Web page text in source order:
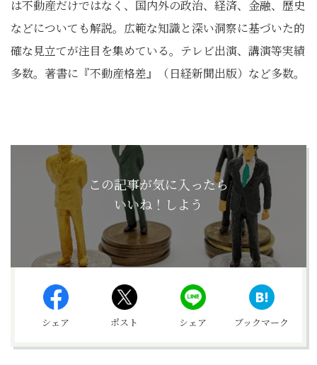
は不動産だけではなく、国内外の政治、経済、金融、歴史
などについても解説。広範な知識と深い洞察に基づいた的
確な見立てが注目を集めている。テレビ出演、講演等実績
多数。著書に『不動産格差』（日経新聞出版）など多数。
この記事が気に入ったら
いいね！しよう
シェア ポスト シェア ブックマーク